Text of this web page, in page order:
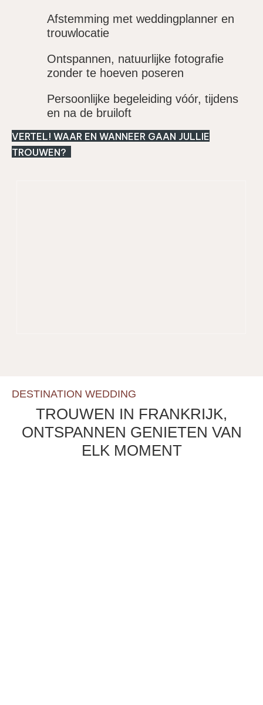
Afstemming met weddingplanner en
trouwlocatie
Ontspannen, natuurlijke fotografie
zonder te hoeven poseren
Persoonlijke begeleiding vóór, tijdens
en na de bruiloft
VERTEL! WAAR EN WANNEER GAAN JULLIE
TROUWEN?
DESTINATION WEDDING
TROUWEN IN FRANKRIJK,
ONTSPANNEN GENIETEN VAN
ELK MOMENT